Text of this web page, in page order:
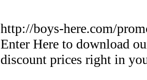
http://boys-here.com/
Enter Here to download
discount prices right in